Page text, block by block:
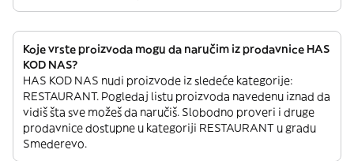
Koje vrste proizvoda mogu da naručim iz prodavnice HAS
KOD NAS?
HAS KOD NAS nudi proizvode iz sledeće kategorije:
RESTAURANT. Pogledaj listu proizvoda navedenu iznad da
vidiš šta sve možeš da naručiš. Slobodno proveri i druge
prodavnice dostupne u kategoriji RESTAURANT u gradu
Smederevo.